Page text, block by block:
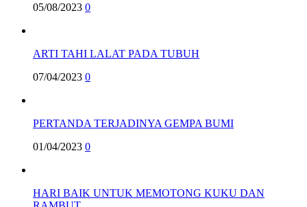
05/08/2023 0
ARTI TAHI LALAT PADA TUBUH
07/04/2023 0
PERTANDA TERJADINYA GEMPA BUMI
01/04/2023 0
HARI BAIK UNTUK MEMOTONG KUKU DAN